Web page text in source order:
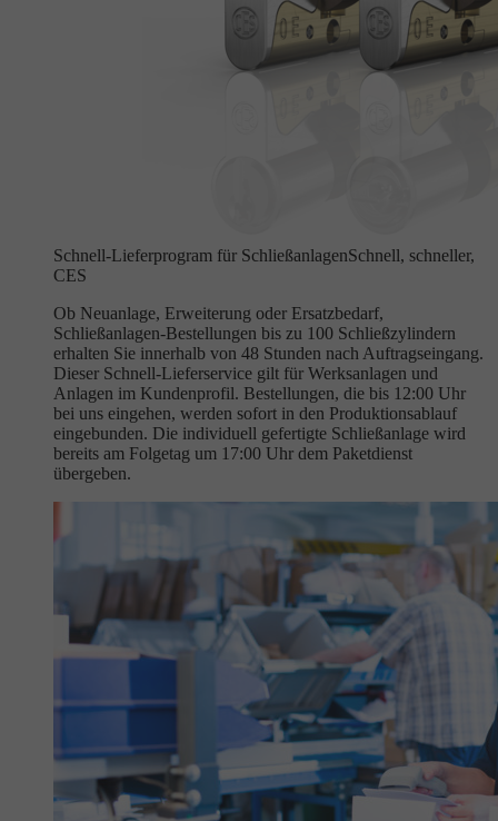
Schnell-Lieferprogram für SchließanlagenSchnell, schneller,
CES
Ob Neuanlage, Erweiterung oder Ersatzbedarf,
Schließanlagen-Bestellungen bis zu 100 Schließzylindern
erhalten Sie innerhalb von 48 Stunden nach Auftragseingang.
Dieser Schnell-Lieferservice gilt für Werksanlagen und
Anlagen im Kundenprofil. Bestellungen, die bis 12:00 Uhr
bei uns eingehen, werden sofort in den Produktionsablauf
eingebunden. Die individuell gefertigte Schließanlage wird
bereits am Folgetag um 17:00 Uhr dem Paketdienst
übergeben.